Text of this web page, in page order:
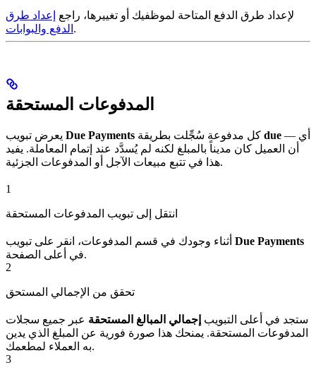
لإعداد طرق الدفع المتاحة لموظفيك أو تغييرها، راجع
إعداد طرق
الدفع والبوابات .
المدفوعات المستحقة
Due Payments due — أي
أن العميل كان مديناً بالمبلغ لكنه لم يُسدَّد عند إتمام المعاملة. يفيد
هذا في تتبع مبيعات الآجل أو المدفوعات الجزئية.
1
انتقل إلى تبويب المدفوعات المستحقة
Due Payments
في أعلى الصفحة.
2
تحقق من الإجمالي المستحق
ستجد في أعلى التبويب إجمالي المبالغ المستحقة عبر جميع سجلات
المدفوعات المستحقة. يمنحك هذا صورة فورية عن المبلغ الذي يدين
به العملاء لمطعمك.
3